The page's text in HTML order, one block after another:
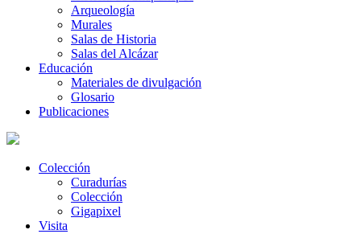
Arqueología
Murales
Salas de Historia
Salas del Alcázar
Educación
Materiales de divulgación
Glosario
Publicaciones
Colección
Curadurías
Colección
Gigapixel
Visita